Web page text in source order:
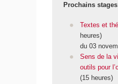
Prochains stages
Textes et
heures)
du 03
Sens de la
outils pour
(15 heures)